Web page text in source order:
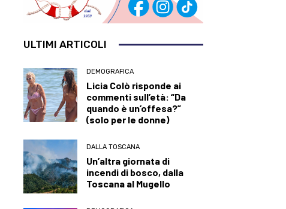
ULTIMI ARTICOLI
DEMOGRAFICA
Licia Colò risponde ai
commenti sull’età: “Da
quando è un’offesa?”
(solo per le donne)
DALLA TOSCANA
Un’altra giornata di
incendi di bosco, dalla
Toscana al Mugello